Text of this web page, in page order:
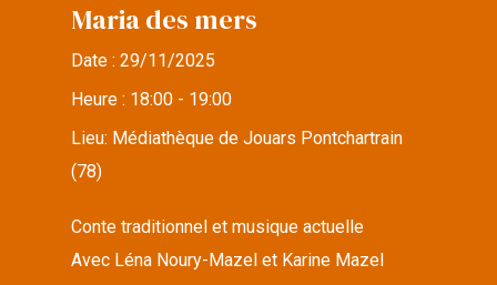
Maria des mers
Date :29/11/2025
Heure : 18:00 - 19:00
Lieu: Médiathèque de Jouars Pontchartrain
(78)
Conte traditionnel et musique actuelle
Avec Léna Noury-Mazel et Karine Mazel